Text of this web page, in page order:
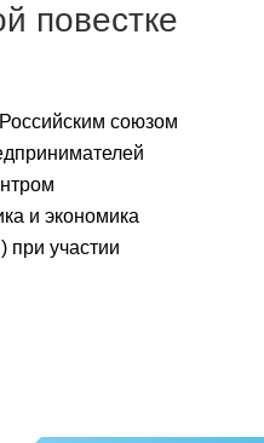
повестке
союзом
и экономика
участии